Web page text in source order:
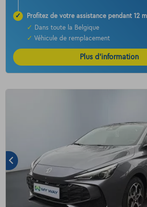
✓
Profitez de votre assistance pendant 12
✓
Dans toute la Belgique
✓ Véhicule de remplacement
Plus d’information